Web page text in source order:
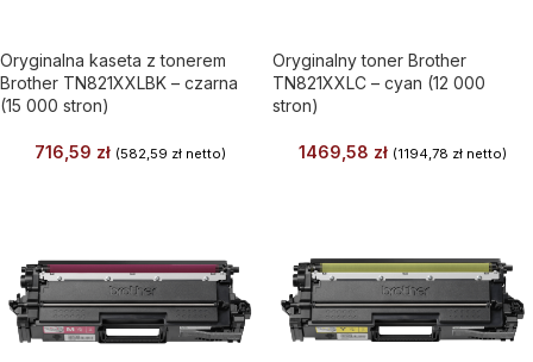
Oryginalna kaseta z tonerem
Brother TN821XXLBK – czarna
(15 000 stron)
716,59 zł (582,59 zł netto)
Oryginalny toner Brother
TN821XXLC – cyan (12 000
stron)
1469,58 zł (1194,78 zł netto)